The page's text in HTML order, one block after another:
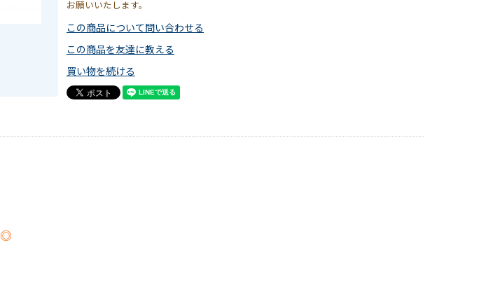
お願いいたします。
この商品について問い合わせる
この商品を友達に教える
買い物を続ける
◎